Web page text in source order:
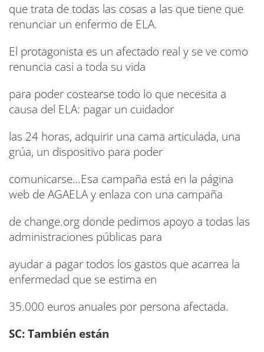
que trata de todas las cosas a las que tiene que
renunciar un enfermo de ELA.
El protagonista es un afectado real y se ve como
renuncia casi a toda su vida
para poder costearse todo lo que necesita a
causa del ELA: pagar un cuidador
las 24 horas, adquirir una cama articulada, una
grúa, un dispositivo para poder
comunicarse…Esa campaña está en la página
web de AGAELA y enlaza con una campaña
de change.org donde pedimos apoyo a todas las
administraciones públicas para
ayudar a pagar todos los gastos que acarrea la
enfermedad que se estima en
35.000 euros anuales por persona afectada.
SC: También están